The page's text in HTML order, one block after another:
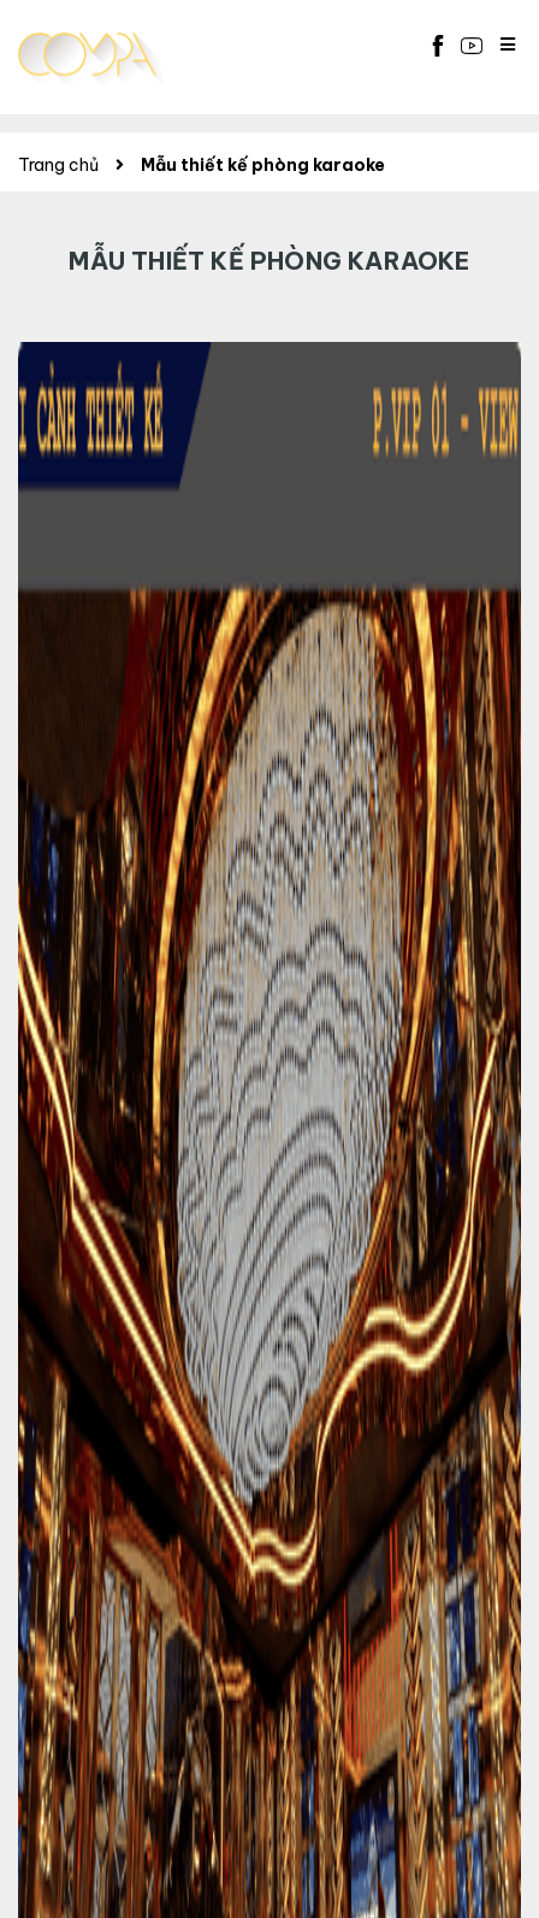
Trang chủ Mẫu thiết kế phòng karaoke
MẪU THIẾT KẾ PHÒNG KARAOKE